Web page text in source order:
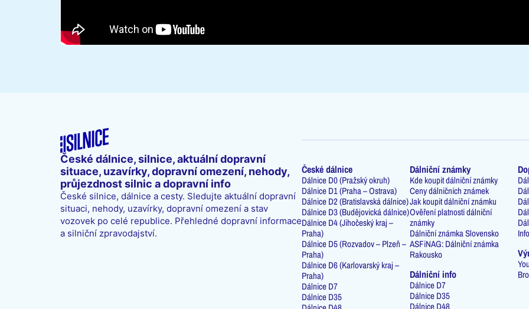
České dálnice, silnice, aktuální dopravní
situace, uzavírky, dopravní omezení, nehody,
průjezdnost silnic a dopravní info
České silnice, dálnice a cesty. Sledujte aktuální dopravní
situaci, nehody, uzavírky, dopravní omezení a stav
vozovek po celé republice. Přehledné dopravní informace
a silniční zpravodajství.
České dálnice
Dálnice D0 (Pražský okruh)
Dálnice D1 (Praha – Ostrava)
Dálnice D2 (Bratislavská dálnice)
Dálnice D3 (Budějovická dálnice)
Dálnice D4 (Jihočeský kraj –
Praha)
Dálnice D5 (Rozvadov – Plzeň –
Praha)
Dálnice D6 (Karlovarský kraj –
Praha)
Dálnice D7
Dálnice D35
Dálniční známky
Kde koupit dálniční známky
Ceny dálničních známek
Jak koupit dálniční známku
Ověření platnosti dálniční
známky
Dálniční známka Slovensko
ASFiNAG: Dálniční známka
Rakousko
Dálniční info
Dálnice D7
Dálnice D35
Dálnice D48